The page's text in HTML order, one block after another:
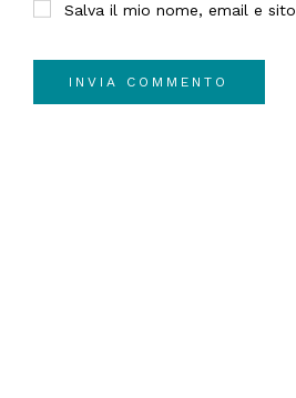
Salva il mio nome, email e